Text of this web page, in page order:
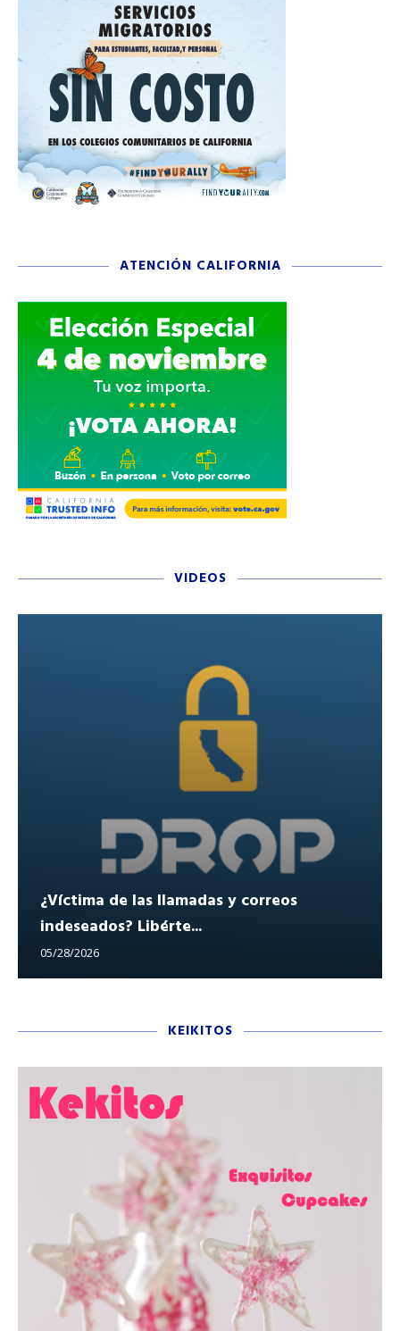
ATENCIÓN CALIFORNIA
VIDEOS
¿Víctima de las llamadas y correos
indeseados? Libérte...
05/28/2026
KEIKITOS